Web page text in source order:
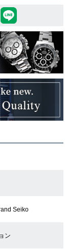
て
Seiko
ン